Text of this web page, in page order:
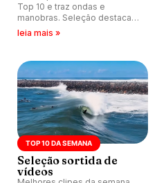
Top 10 e traz ondas e
manobras. Seleção destaca
ícones e talentos
leia mais »
TOP 10 DA SEMANA
Seleção sortida de
vídeos